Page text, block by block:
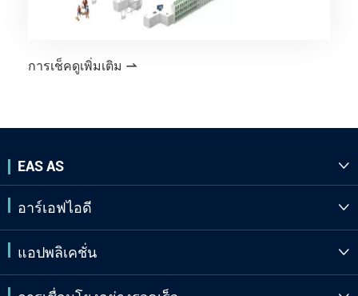
การเช็คดูเพิ่มเติม 
EAS AS 
อาร์เอฟไอดี 
แอปพลิเคชั่น 